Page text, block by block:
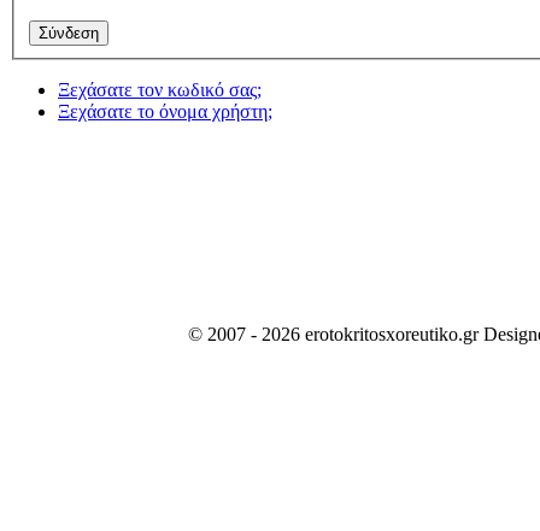
Ξεχάσατε τον κωδικό σας;
Ξεχάσατε το όνομα χρήστη;
© 2007 - 2026 erotokritosxoreutiko.gr